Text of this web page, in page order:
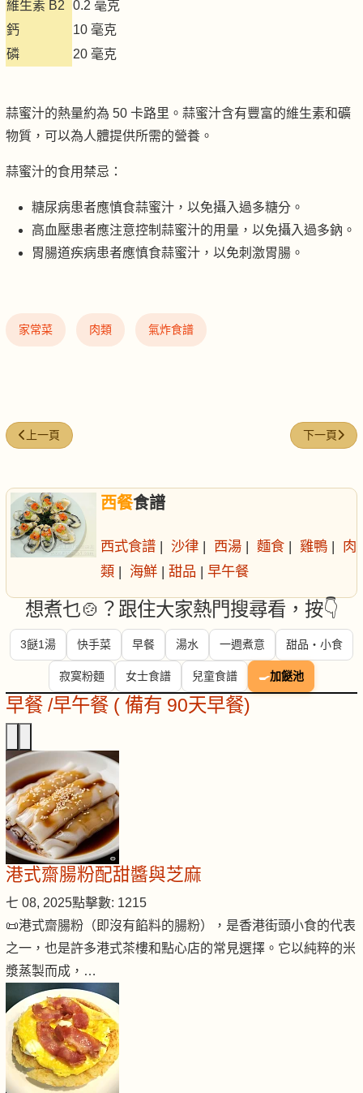
維生素 B2
0.2 毫克
鈣
10 毫克
磷
20 毫克
蒜蜜汁的熱量約為 50 卡路里。蒜蜜汁含有豐富的維生素和礦
物質，可以為人體提供所需的營養。
蒜蜜汁的食用禁忌：
糖尿病患者應慎食蒜蜜汁，以免攝入過多糖分。
高血壓患者應注意控制蒜蜜汁的用量，以免攝入過多鈉。
胃腸道疾病患者應慎食蒜蜜汁，以免刺激胃腸。
家常菜 肉類 氣炸食譜
上一篇文章: 鹹牛肉薯蓉餅
上一頁 下一篇文
下一頁
西餐食譜
西式食譜 | 沙律 | 西湯 | 麵食 | 雞鴨 | 肉
類 | 海鮮 | 甜品 | 早午餐
想煮乜🍲？跟住大家熱門搜尋看，按👇
3餸1湯 快手菜 早餐 湯水 一週煮意 甜品・小食
寂寞粉麵 女士食譜 兒童食譜 🍳加餸池
早餐 /早午餐 ( 備有 90天早餐)
港式齋腸粉配甜醬與芝麻
七 08, 2025點擊數: 1215
📜港式齋腸粉（即沒有餡料的腸粉），是香港街頭小食的代表
之一，也是許多港式茶樓和點心店的常見選擇。它以純粹的米
漿蒸製而成，…